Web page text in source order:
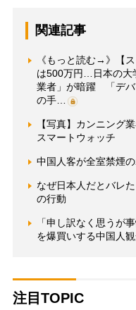
関連記事
《もっと読む→》【
は500万円…日本の大
業者」が暗躍 「デバ
の手…
【写真】カンニング
スマートウォッチ
中国人客が全室禁煙
なぜ日本人だとバレ
の行動
「申し訳なく思うが
を爆買いする中国人
注目TOPIC